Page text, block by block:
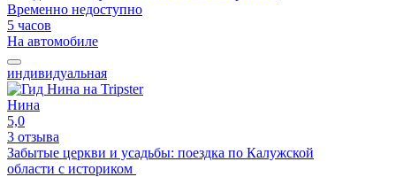
Временно недоступно
5 часов
На автомобиле
индивидуальная
Нина
5,0
3 отзыва
Забытые церкви и усадьбы: поездка по Калужской
области с историком